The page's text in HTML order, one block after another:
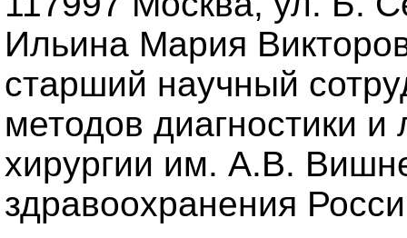
Ильина Мария
старший научный
методов диагностики
хирургии им. А.В.
здравоохранения